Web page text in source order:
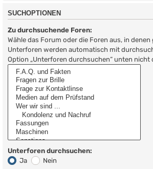
SUCHOPTIONEN
Zu durchsuchende Foren:
Wähle das Forum oder die Foren aus, in
Unterforen werden automatisch mit
Option „Unterforen durchsuchen“ unten nicht
Unterforen durchsuchen:
Ja
Nein